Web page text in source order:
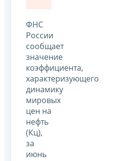
ФНС
России
сообщает
значение
коэффициента,
характеризующего
динамику
мировых
цен на
нефть
(Кц),
за
июнь